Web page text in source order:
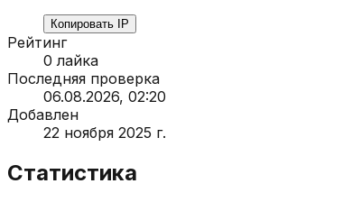
Копировать IP
Рейтинг
0 лайка
Последняя проверка
06.08.2026, 02:20
Добавлен
22 ноября 2025 г.
Статистика